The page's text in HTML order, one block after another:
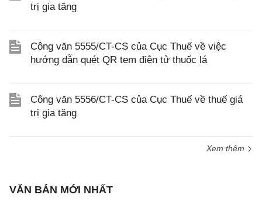
trị gia tăng
Công văn 5555/CT-CS của Cục Thuế về việc
hướng dẫn quét QR tem điện tử thuốc lá
Công văn 5556/CT-CS của Cục Thuế về thuế giá
trị gia tăng
Xem thêm
VĂN BẢN MỚI NHẤT